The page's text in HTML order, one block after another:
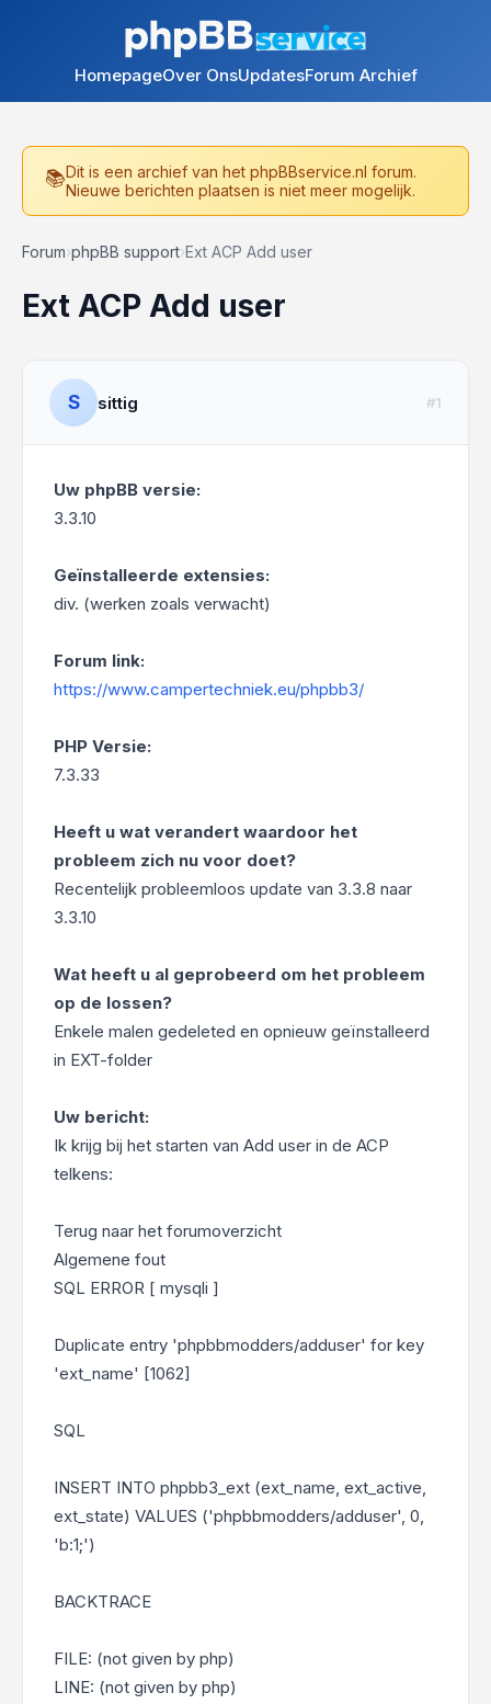
HomepageOver OnsUpdatesForum Archief
Dit is een archief van het phpBBservice.nl forum.
Nieuwe berichten plaatsen is niet meer mogelijk.
Forum›phpBB support›Ext ACP Add user
Ext ACP Add user
S sittig #1
Uw phpBB versie:
3.3.10
Geïnstalleerde extensies:
div. (werken zoals verwacht)
Forum link:
https://www.campertechniek.eu/phpbb3/
PHP Versie:
7.3.33
Heeft u wat verandert waardoor het
probleem zich nu voor doet?
Recentelijk probleemloos update van 3.3.8 naar
3.3.10
Wat heeft u al geprobeerd om het probleem
op de lossen?
Enkele malen gedeleted en opnieuw geïnstalleerd
in EXT-folder
Uw bericht:
Ik krijg bij het starten van Add user in de ACP
telkens:
Terug naar het forumoverzicht
Algemene fout
SQL ERROR [ mysqli ]
Duplicate entry 'phpbbmodders/adduser' for key
'ext_name' [1062]
SQL
INSERT INTO phpbb3_ext (ext_name, ext_active,
ext_state) VALUES ('phpbbmodders/adduser', 0,
'b:1;')
BACKTRACE
FILE: (not given by php)
LINE: (not given by php)